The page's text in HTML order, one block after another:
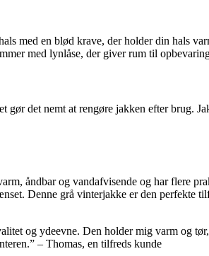
med en blød krave, der holder din hals
med lynlåse, der giver rum til
det nemt at rengøre jakken efter brug.
åndbar og vandafvisende og har flere
Denne grå vinterjakke er den perfekte
og ydeevne. Den holder mig varm og
– Thomas, en tilfreds kunde